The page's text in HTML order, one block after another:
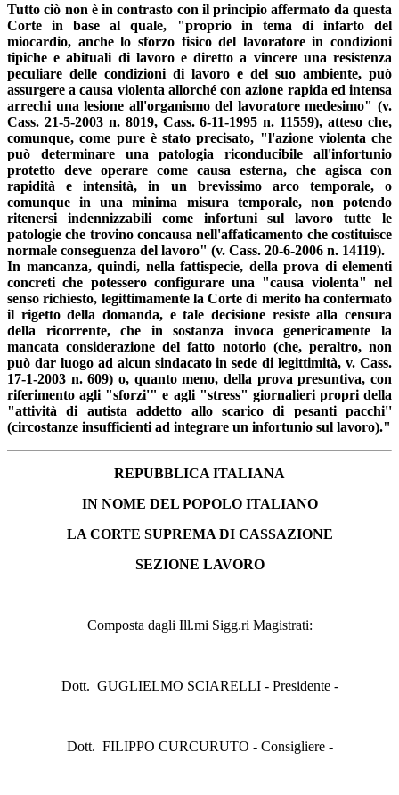
Tutto ciò non è in contrasto con il principio affermato da questa
Corte in base al quale, "proprio in tema di infarto del
miocardio, anche lo sforzo fisico del lavoratore in condizioni
tipiche e abituali di lavoro e diretto a vincere una resistenza
peculiare delle condizioni di lavoro e del suo ambiente, può
assurgere a causa violenta allorché con azione rapida ed intensa
arrechi una lesione all'organismo del lavoratore medesimo" (v.
Cass. 21-5-2003 n. 8019, Cass. 6-11-1995 n. 11559), atteso che,
comunque, come pure è stato precisato, "l'azione violenta che
può determinare una patologia riconducibile all'infortunio
protetto deve operare come causa esterna, che agisca con
rapidità e intensità, in un brevissimo arco temporale, o
comunque in una minima misura temporale, non potendo
ritenersi indennizzabili come infortuni sul lavoro tutte le
patologie che trovino concausa nell'affaticamento che costituisce
normale conseguenza del lavoro" (v. Cass. 20-6-2006 n. 14119).
In mancanza, quindi, nella fattispecie, della prova di elementi
concreti che potessero configurare una "causa violenta" nel
senso richiesto, legittimamente la Corte di merito ha confermato
il rigetto della domanda, e tale decisione resiste alla censura
della ricorrente, che in sostanza invoca genericamente la
mancata considerazione del fatto notorio (che, peraltro, non
può dar luogo ad alcun sindacato in sede di legittimità, v. Cass.
17-1-2003 n. 609) o, quanto meno, della prova presuntiva, con
riferimento agli "sforzi'" e agli "stress" giornalieri propri della
"attività di autista addetto allo scarico di pesanti pacchi''
(circostanze insufficienti ad integrare un infortunio sul lavoro)."
REPUBBLICA ITALIANA
IN NOME DEL POPOLO ITALIANO
LA CORTE SUPREMA DI CASSAZIONE
SEZIONE LAVORO
Composta dagli Ill.mi Sigg.ri Magistrati:
Dott. GUGLIELMO SCIARELLI - Presidente -
Dott. FILIPPO CURCURUTO - Consigliere -